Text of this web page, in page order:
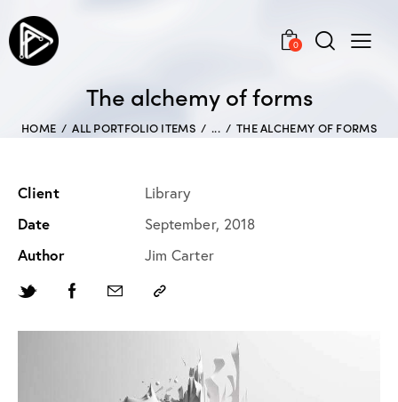
0
The alchemy of forms
HOME ALL PORTFOLIO ITEMS ... THE ALCHEMY OF FORMS
Client
Library
Date
September, 2018
Author
Jim Carter